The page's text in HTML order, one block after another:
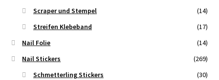
Scraper und Stempel
(14)
Streifen Klebeband
(17)
Nail Folie
(14)
Nail Stickers
(269)
Schmetterling Stickers
(30)